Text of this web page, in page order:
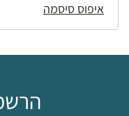
איפוס סיסמה